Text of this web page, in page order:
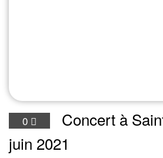
0
Concert à
juin 2021